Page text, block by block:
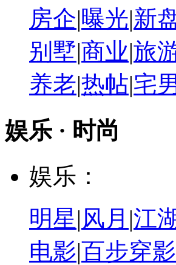
房企|曝光|新
别墅|商业|旅
养老|热帖|宅
娱乐 · 时尚
娱乐：
明星|风月 |江
电影|百步穿影